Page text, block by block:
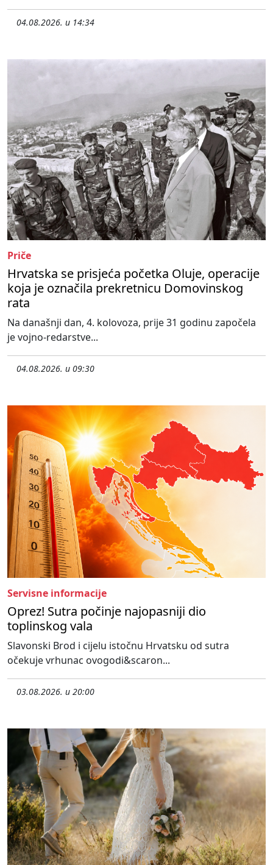
04.08.2026. u 14:34
Priče
Hrvatska se prisjeća početka Oluje, operacije
koja je označila prekretnicu Domovinskog
rata
Na današnji dan, 4. kolovoza, prije 31 godinu započela
je vojno-redarstve...
04.08.2026. u 09:30
Servisne informacije
Oprez! Sutra počinje najopasniji dio
toplinskog vala
Slavonski Brod i cijelu istočnu Hrvatsku od sutra
očekuje vrhunac ovogodi&scaron...
03.08.2026. u 20:00